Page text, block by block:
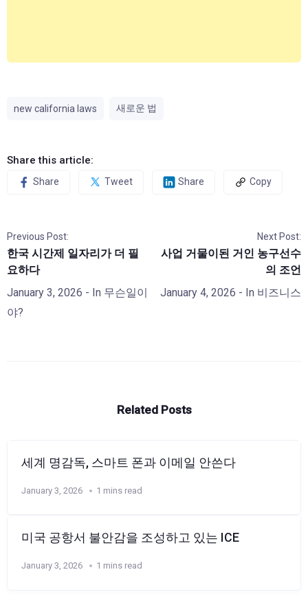
new california laws 새로운 법
Share this article:
Share Tweet Share Copy
Previous Post:
한국 시간제 일자리가 더 필
요하다
January 3, 2026 - In 무슨일이
야?
Next Post:
사업 거물이된 거인 농구선수
의 조언
January 4, 2026 - In 비즈니스
Related Posts
세계 명감독, 스마트 폰과 이메일 안쓴다
January 3, 2026 1 mins read
미국 공항서 불안감을 조성하고 있는 ICE
January 3, 2026 1 mins read